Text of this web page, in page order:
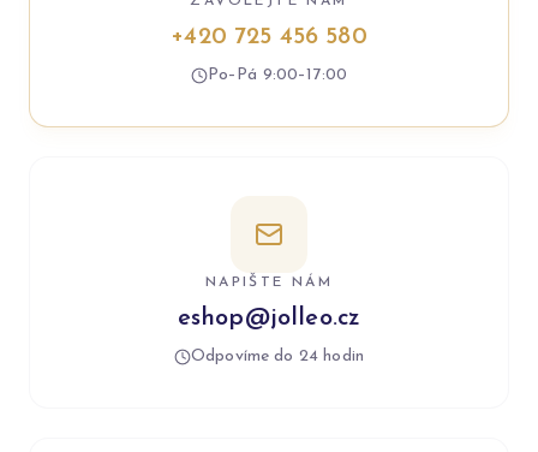
+420 725 456 580
Po–Pá 9:00–17:00
NAPIŠTE NÁM
eshop@jolleo.cz
Odpovíme do 24 hodin